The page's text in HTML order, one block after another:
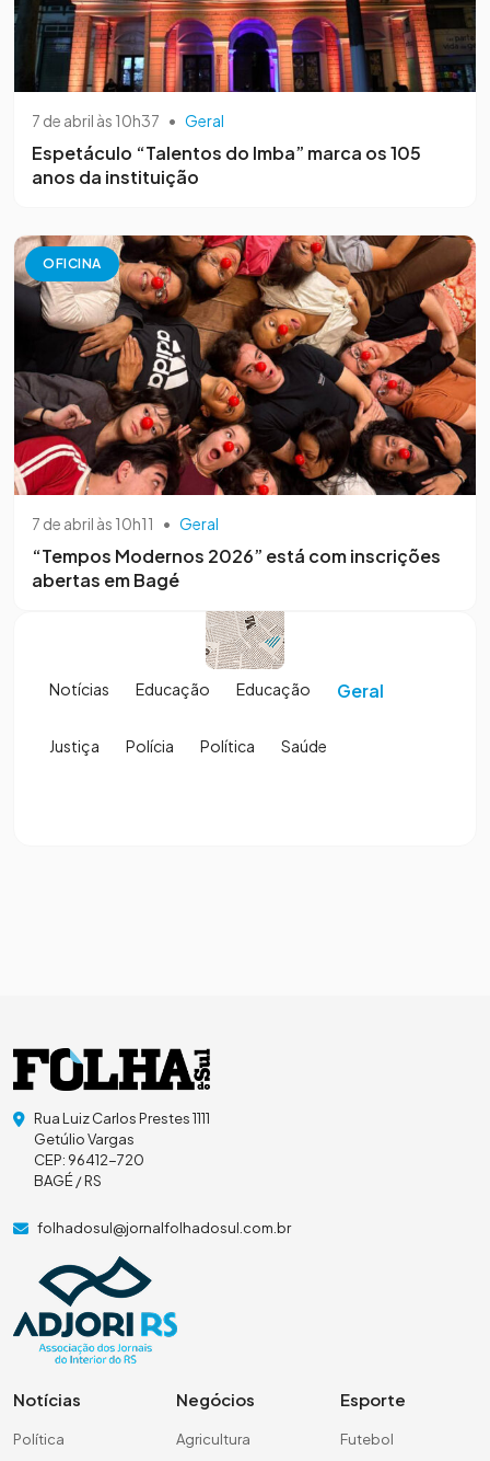
7 de abril às 10h37 • Geral
Espetáculo “Talentos do Imba” marca os 105
anos da instituição
OFICINA
7 de abril às 10h11 • Geral
“Tempos Modernos 2026” está com inscrições
abertas em Bagé
Notícias Educação Educação Geral
Justiça Polícia Política Saúde
Rua Luiz Carlos Prestes 1111
Getúlio Vargas
CEP: 96412-720
BAGÉ / RS
folhadosul@jornalfolhadosul.com.br
Notícias
Política
Negócios
Agricultura
Esporte
Futebol